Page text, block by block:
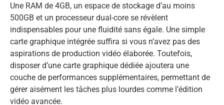
Une RAM de 4GB, un espace de stockage d’au moins
500GB et un processeur dual-core se révèlent
indispensables pour une fluidité sans égale. Une simple
carte graphique intégrée suffira si vous n’avez pas des
aspirations de production vidéo élaborée. Toutefois,
disposer d’une carte graphique dédiée ajoutera une
couche de performances supplémentaires, permettant de
gérer aisément les tâches plus lourdes comme l’édition
vidéo avancée.